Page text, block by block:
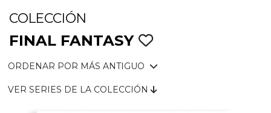
COLECCIÓN
FINAL FANTASY
ORDENAR POR MÁS ANTIGUO
VER SERIES DE LA COLECCIÓN